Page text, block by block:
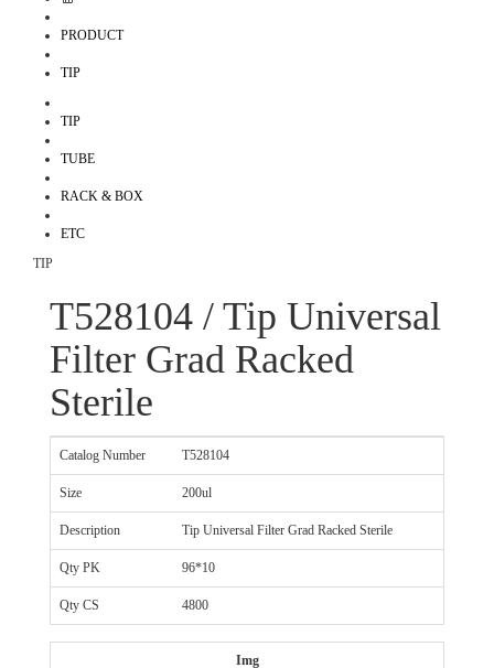
PRODUCT
TIP
TIP
TUBE
RACK & BOX
ETC
TIP
T528104 / Tip Universal
Filter Grad Racked
Sterile
Catalog Number T528104
Size 200ul
Description Tip Universal Filter Grad Racked Sterile
Qty PK 96*10
Qty CS 4800
Img